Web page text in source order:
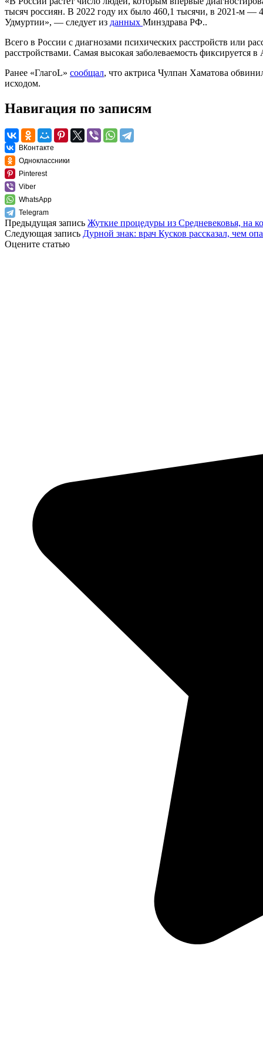
тысяч россиян. В 2022 году их было 460,1 тысячи, в 2021-м
Удмуртии», — следует из данных Минздрава РФ..
Всего в России с диагнозами психических расстройств или
расстройствами. Самая высокая заболеваемость фиксируется
Ранее «ГлагоL» сообщал, что актриса Чулпан Хаматова
исходом.
Навигация по записям
ВКонтакте
Одноклассники
Pinterest
Viber
WhatsApp
Telegram
Предыдущая запись Жуткие процедуры из Средневековья, на
Следующая запись Дурной знак: врач Кусков рассказал, чем
Оцените статью